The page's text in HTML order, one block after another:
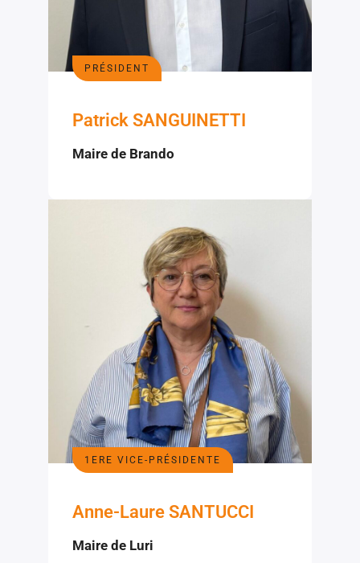
PRÉSIDENT
Patrick SANGUINETTI
Maire de Brando
1ERE VICE-PRÉSIDENTE
Anne-Laure SANTUCCI
Maire de Luri